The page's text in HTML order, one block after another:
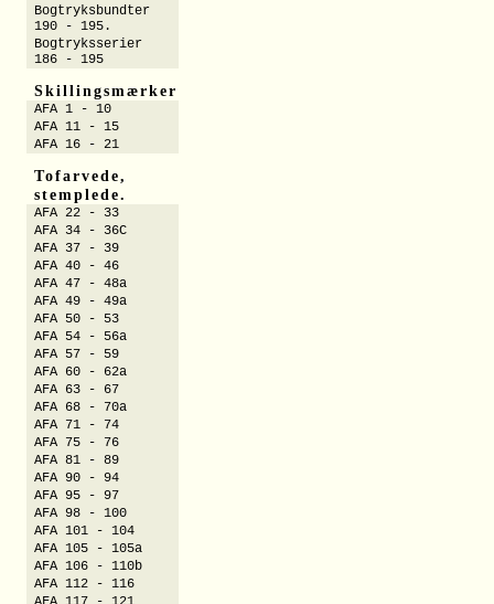
Bogtryksbundter
190 - 195.
Bogtryksserier
186 - 195
Skillingsmærker
AFA 1 - 10
AFA 11 - 15
AFA 16 - 21
Tofarvede,
stemplede.
AFA 22 - 33
AFA 34 - 36C
AFA 37 - 39
AFA 40 - 46
AFA 47 - 48a
AFA 49 - 49a
AFA 50 - 53
AFA 54 - 56a
AFA 57 - 59
AFA 60 - 62a
AFA 63 - 67
AFA 68 - 70a
AFA 71 - 74
AFA 75 - 76
AFA 81 - 89
AFA 90 - 94
AFA 95 - 97
AFA 98 - 100
AFA 101 - 104
AFA 105 - 105a
AFA 106 - 110b
AFA 112 - 116